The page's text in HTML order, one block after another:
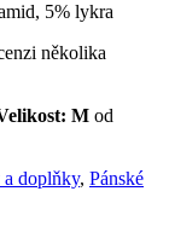
5% lykra
několika
M od
doplňky, Pánské